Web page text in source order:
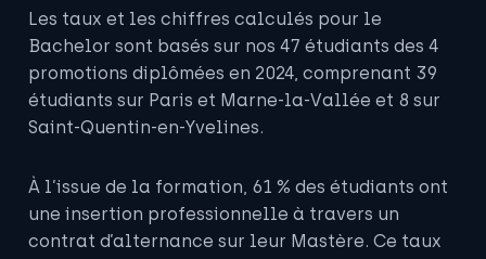
Les taux et les chiffres calculés pour le
Bachelor sont basés sur nos 47 étudiants des 4
promotions diplômées en 2024, comprenant 39
étudiants sur Paris et Marne-la-Vallée et 8 sur
Saint-Quentin-en-Yvelines.
À l’issue de la formation, 61 % des étudiants ont
une insertion professionnelle à travers un
contrat d’alternance sur leur Mastère. Ce taux